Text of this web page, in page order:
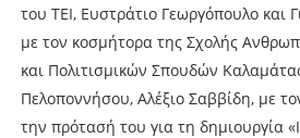
του ΤΕΙ, Ευστράτιο Γεωργόπουλο και
με τον κοσμήτορα της Σχολής
και Πολιτισμικών Σπουδών
Πελοποννήσου, Αλέξιο Σαββίδη, με
την πρότασή του για τη δημιουργία